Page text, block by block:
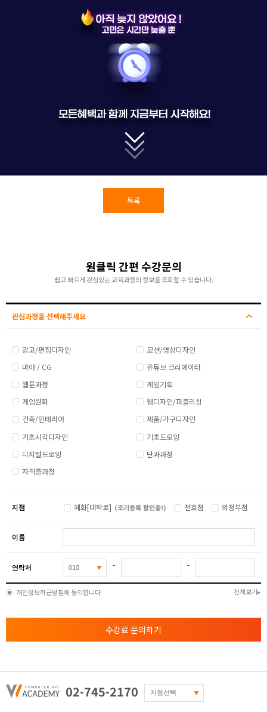
목록
원클릭 간편 수강문의
쉽고 빠르게 관심있는 교육과정의 정보를 조회할 수 있습니다.
관심과정을 선택해주세요
광고/편집디자인
모션/영상디자인
마야 / CG
유튜브 크리에이터
웹툰과정
게임기획
게임원화
웹디자인/퍼블리싱
건축/인테리어
제품/가구디자인
기초시각디자인
기초드로잉
디지털드로잉
단과과정
자격증과정
지점 혜화[대학로] (조기등록 할인중!) 천호점 의정부점
이름
연락처 - -
개인정보취급방침에 동의합니다 전체보기
수강료 문의하기
02-745-2170